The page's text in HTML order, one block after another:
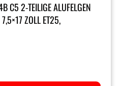
2-TEILIGE ALUFELGEN
ZOLL ET25,